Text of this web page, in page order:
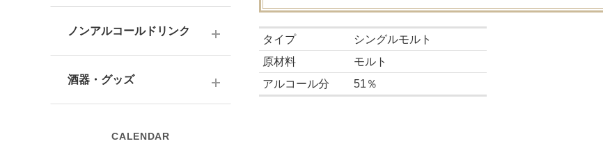
タイプ
シングルモルト
原材料
モルト
アルコール分
51％
中部・北陸の日本酒
九州の日本酒
国産洋酒
ラム
テキーラ
ノンアルコールドリンク
酒器・グッズ